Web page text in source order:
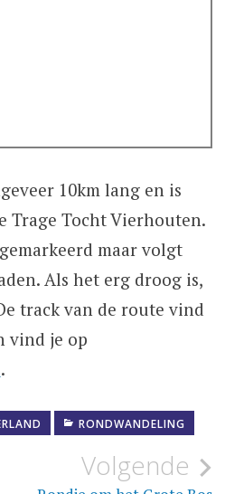
10km lang en is
Trage Tocht Vierhouten.
maar volgt
Als het erg droog is,
track van de route vind
vind je op
.
RONDWANDELING
Volgende